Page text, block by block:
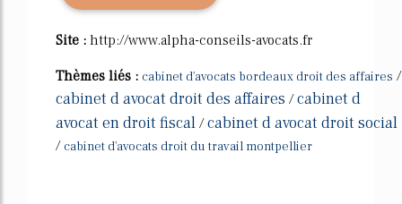
Site : http://www.alpha-conseils-avocats.fr
Thèmes liés : cabinet d'avocats bordeaux droit des affaires /
cabinet d avocat droit des affaires /cabinet d
avocat en droit fiscal /cabinet d avocat droit social
/ cabinet d'avocats droit du travail montpellier